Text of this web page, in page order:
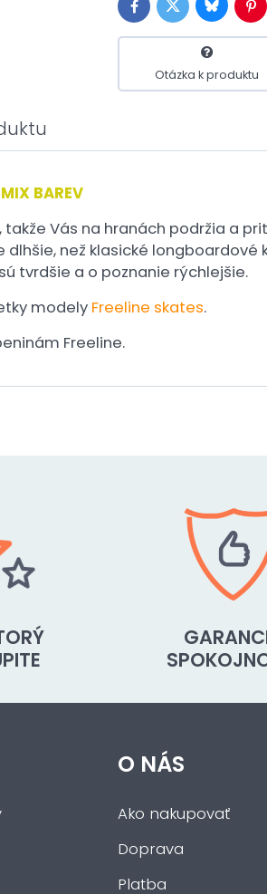
FacebookTwitterBluesky
Otázka k produktu
MIX BAREV
Vás na hranách podržia a
než klasické longboardové
tvrdšie a o poznanie rýchlejšie.
modely Freeline skates.
Freeline.
O NÁS
Ako nakupovať
Doprava
Platba